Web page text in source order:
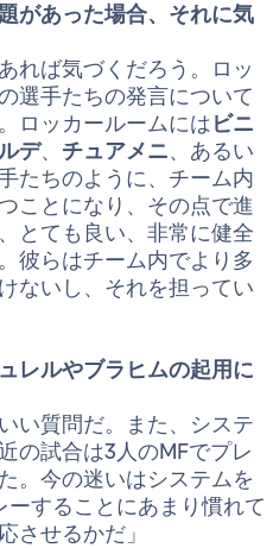
があった場合、それに気
れば気づくだろう。ロッ
選手たちの発言について
ロッカールームにはビニ
デ、 チュアメニ、あるい
たちのように、チーム内
ことになり、その点で進
とても良い、非常に健全
彼らはチーム内でより多
ないし、それを担ってい
レルやブラヒムの起用に
い質問だ。また、システ
の試合は3人のMFでプレ
。今の迷いはシステムを
することにあまり慣れて
させるかだ」